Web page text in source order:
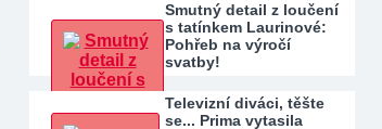
Smutný detail z loučení
s tatínkem Laurinové:
Pohřeb na výročí
svatby!
Televizní diváci, těšte
se... Prima vytasila